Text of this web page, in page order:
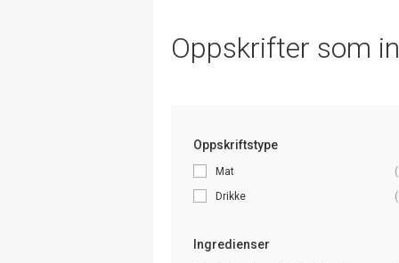
Oppskrifter som
Oppskriftstype
Mat
Drikke
Ingredienser